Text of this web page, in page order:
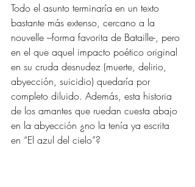
Todo el asunto terminaría en un texto
bastante más extenso, cercano a la
nouvelle –forma favorita de Bataille-, pero
en el que aquel impacto poético original
en su cruda desnudez (muerte, delirio,
abyección, suicidio) quedaría por
completo diluido. Además, esta historia
de los amantes que ruedan cuesta abajo
en la abyección ¿no la tenía ya escrita
en “El azul del cielo”?